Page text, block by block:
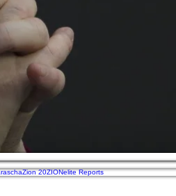
Zion 20ZIONelite Reports